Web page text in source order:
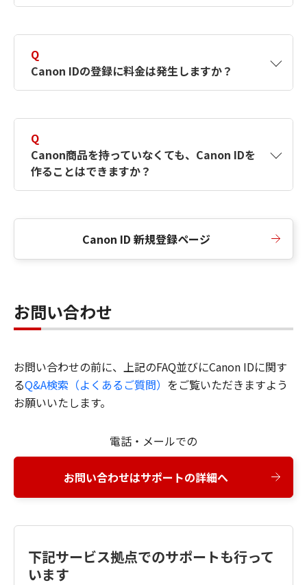
択したサービスから取得します。アカウントを
簡単に作成できるように、この情報を使用して
Canon IDの登録フォームを入力します。
Q
Canon IDの登録に料金は発生しますか？
Q
Canon商品を持っていなくても、Canon IDを
作ることはできますか？
Canon ID 新規登録ページ
お問い合わせ
お問い合わせの前に、上記のFAQ並びにCanon IDに関す
るQ&A検索（よくあるご質問） をご覧いただきますよう
お願いいたします。
電話・メールでの
お問い合わせはサポートの詳細へ
下記サービス拠点でのサポートも行って
います